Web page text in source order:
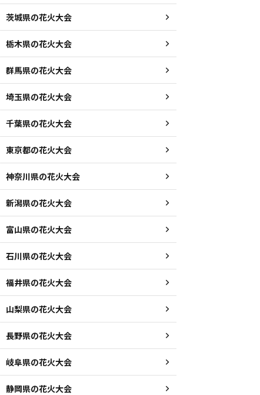
茨城県の花火大会
栃木県の花火大会
群馬県の花火大会
埼玉県の花火大会
千葉県の花火大会
東京都の花火大会
神奈川県の花火大会
新潟県の花火大会
富山県の花火大会
石川県の花火大会
福井県の花火大会
山梨県の花火大会
長野県の花火大会
岐阜県の花火大会
静岡県の花火大会